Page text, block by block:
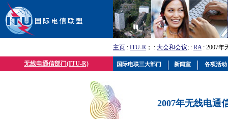
主页 : ITU-R ； : 大会和会议; : RA: 2007年
无线电通信部门(ITU-R)
2007年无线电通
国际电联三大部门 新闻室 各项活动